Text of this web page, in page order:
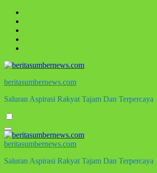
Skip
content
beritasumbernews.com
Saluran Aspirasi Rakyat Tajam Dan Terpercaya
beritasumbernews.com
Saluran Aspirasi Rakyat Tajam Dan Terpercaya